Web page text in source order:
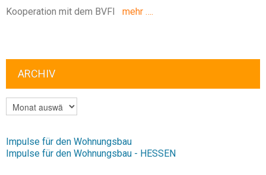
Kooperation mit dem BVFI
mehr ….
ARCHIV
ARCHIV
Impulse für den Wohnungsbau
Impulse für den Wohnungsbau - HESSEN